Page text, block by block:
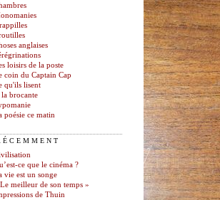
anglaises
loisirs de la poste
coin du Captain Cap
qu'ils lisent
la brocante
poésie ce matin
ce que le cinéma ?
vie est un songe
meilleur de son temps »
de Thuin